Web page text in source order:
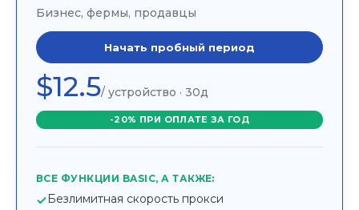
Бизнес, фермы, продавцы
Начать пробный период
$12.5/ устройство · 30д
-20% ПРИ ОПЛАТЕ ЗА ГОД
ВСЕ ФУНКЦИИ BASIC, А ТАКЖЕ:
Безлимитная скорость прокси